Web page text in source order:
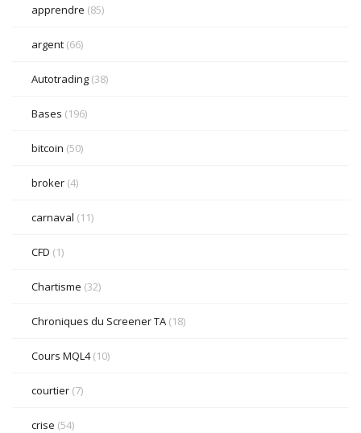
apprendre (85)
argent (66)
Autotrading (38)
Bases (196)
bitcoin (50)
broker (4)
carnaval (11)
CFD (1)
Chartisme (32)
Chroniques du Screener TA (18)
Cours MQL4(10)
courtier (7)
crise (54)